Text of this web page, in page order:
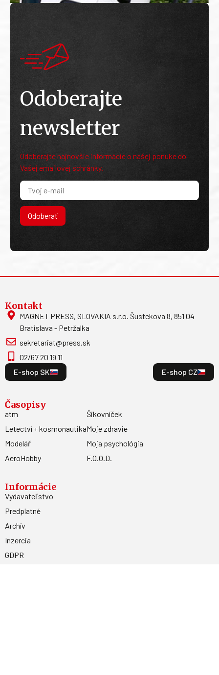
Odoberajte
newsletter
Odoberajte najnovšie informácie o našej ponuke do
Vašej emailovej schránky.
Odoberať
Kontakt
MAGNET PRESS, SLOVAKIA s.r.o. Šustekova 8, 851 04
Bratislava - Petržalka
sekretariat@press.sk
02/67 20 19 11
E-shop SK
E-shop CZ
Časopisy
atm
Letectví + kosmonautika
Modelář
AeroHobby
Šikovníček
Moje zdravie
Moja psychológia
F.O.O.D.
Informácie
Vydavateľstvo
Predplatné
Archív
Inzercia
GDPR